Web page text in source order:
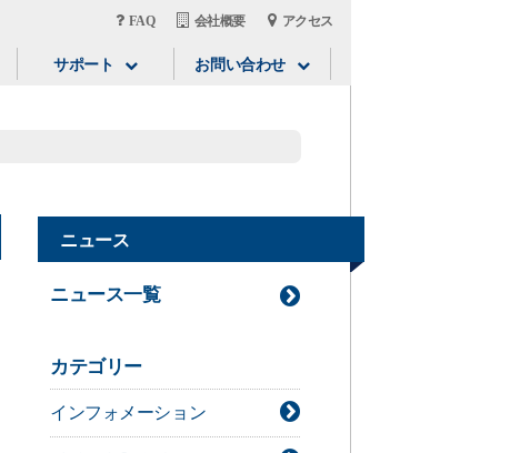
FAQ 会社概要 アクセス
サポート お問い合わせ
ニュース
ニュース一覧
カテゴリー
インフォメーション